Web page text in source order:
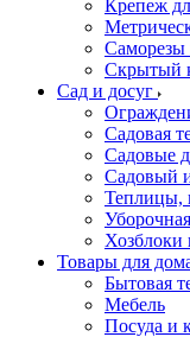
Крепеж
Скрытый
Сад и досуг
Садовая
Садовые
Садовый
Теплицы,
Хозблоки
Товары для
Бытовая
Мебель
Посуда и